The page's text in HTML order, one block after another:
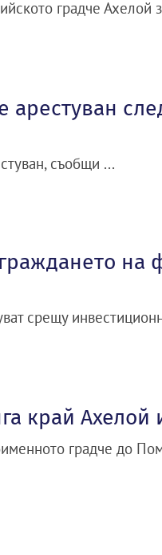
градче Ахелой
арестуван
съобщи ...
на
срещу
край Ахелой
градче до